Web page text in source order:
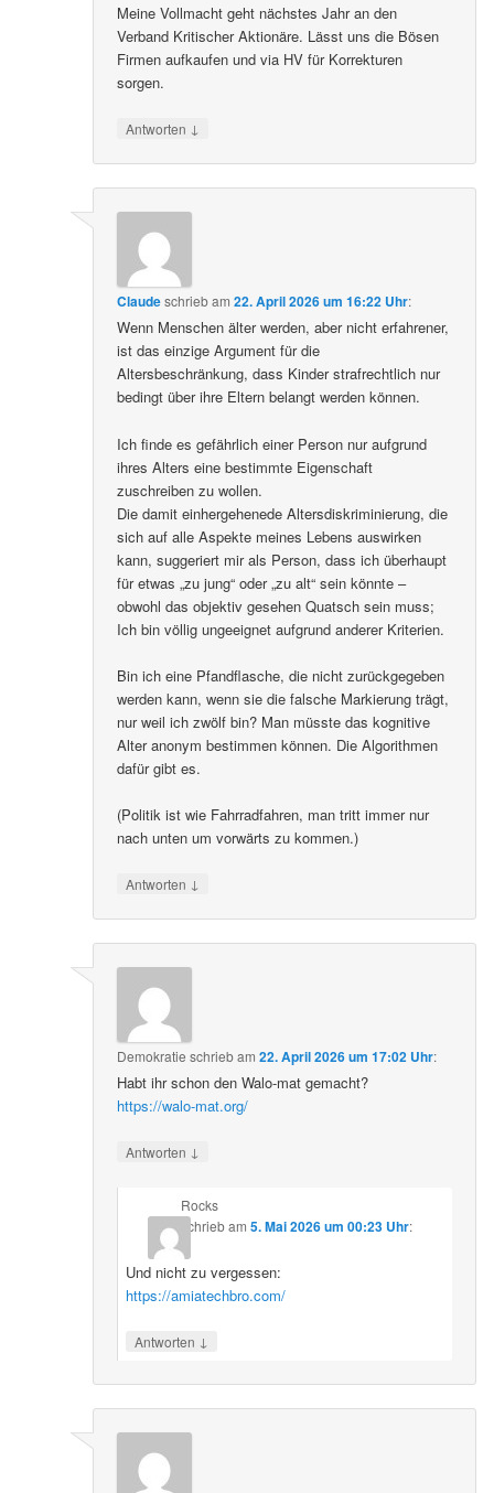
Meine Vollmacht geht nächstes Jahr an den
Verband Kritischer Aktionäre. Lässt uns die Bösen
Firmen aufkaufen und via HV für Korrekturen
sorgen.
Antworten ↓
Claudeschriebam22. April 2026 um 16:22 Uhr:
Wenn Menschen älter werden, aber nicht erfahrener,
ist das einzige Argument für die
Altersbeschränkung, dass Kinder strafrechtlich nur
bedingt über ihre Eltern belangt werden können.
Ich finde es gefährlich einer Person nur aufgrund
ihres Alters eine bestimmte Eigenschaft
zuschreiben zu wollen.
Die damit einhergehenede Altersdiskriminierung, die
sich auf alle Aspekte meines Lebens auswirken
kann, suggeriert mir als Person, dass ich überhaupt
für etwas „zu jung“ oder „zu alt“ sein könnte –
obwohl das objektiv gesehen Quatsch sein muss;
Ich bin völlig ungeeignet aufgrund anderer Kriterien.
Bin ich eine Pfandflasche, die nicht zurückgegeben
werden kann, wenn sie die falsche Markierung trägt,
nur weil ich zwölf bin? Man müsste das kognitive
Alter anonym bestimmen können. Die Algorithmen
dafür gibt es.
(Politik ist wie Fahrradfahren, man tritt immer nur
nach unten um vorwärts zu kommen.)
Antworten ↓
Demokratie schriebam22. April 2026 um 17:02 Uhr:
Habt ihr schon den Walo-mat gemacht?
https://walo-mat.org/
Antworten ↓
Rocks
schriebam 5. Mai 2026 um 00:23 Uhr:
Und nicht zu vergessen:
https://amiatechbro.com/
Antworten ↓